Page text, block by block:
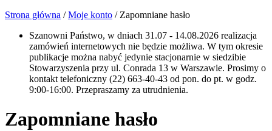
Strona główna /Moje konto / Zapomniane hasło
Szanowni Państwo, w dniach 31.07 - 14.08.2026 realizacja
zamówień internetowych nie będzie możliwa. W tym okresie
publikacje można nabyć jedynie stacjonarnie w siedzibie
Stowarzyszenia przy ul. Conrada 13 w Warszawie. Prosimy o
kontakt telefoniczny (22) 663-40-43 od pon. do pt. w godz.
9:00-16:00. Przepraszamy za utrudnienia.
Zapomniane hasło